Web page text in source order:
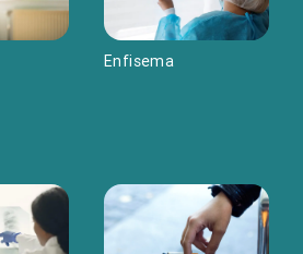
Enfisema